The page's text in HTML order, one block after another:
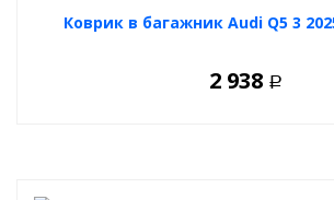
Коврик в багажник Audi Q5 3
2 938 Р